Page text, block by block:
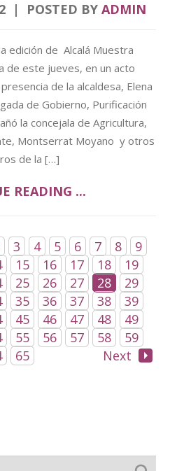
POSTED BY ADMIN
edición de Alcalá Muestra
de este jueves, en un acto
de la alcaldesa, Elena
de Gobierno, Purificación
la concejala de Agricultura,
Montserrat Moyano y otros
de la […]
READING ...
3 4 5 6 7 8
9
15 16 17 18
19
25 26 27 28
29
35 36 37 38
39
45 46 47 48
49
55 56 57 58
59
65 Next